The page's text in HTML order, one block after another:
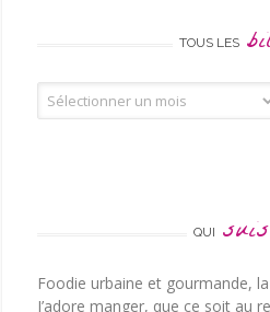
TOUS LES
Tous les billets
QUI
Foodie urbaine et gourmande,
J’adore manger, que ce soit au